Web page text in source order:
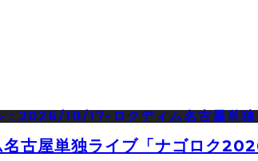
名古屋単独ライブ「ナゴロク